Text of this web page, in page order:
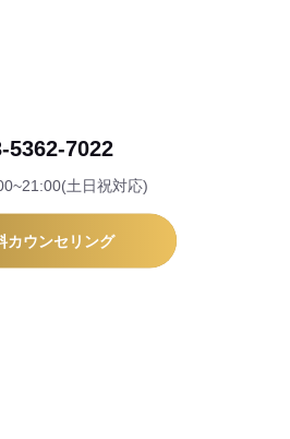
5362-7022
土日祝対応)
カウンセリング